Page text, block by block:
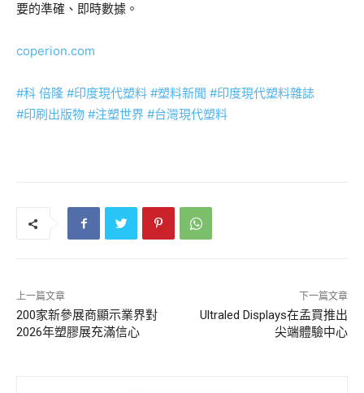
要的準確、即時數據。
coperion.com
#科 倍隆 #印度現代塑料 #塑料新聞 #印度現代塑料雜誌
#印刷出版物 #注塑世界 #台灣現代塑料
上一篇文章
200家新參展商顯示業界對
2026年塑膠展充滿信心
下一篇文章
Ultraled Displays在孟買推出
尖端體驗中心